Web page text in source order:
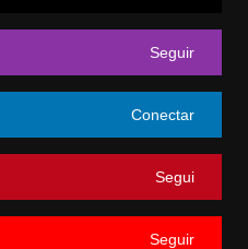
Seguir
Conectar
Segui
Seguir